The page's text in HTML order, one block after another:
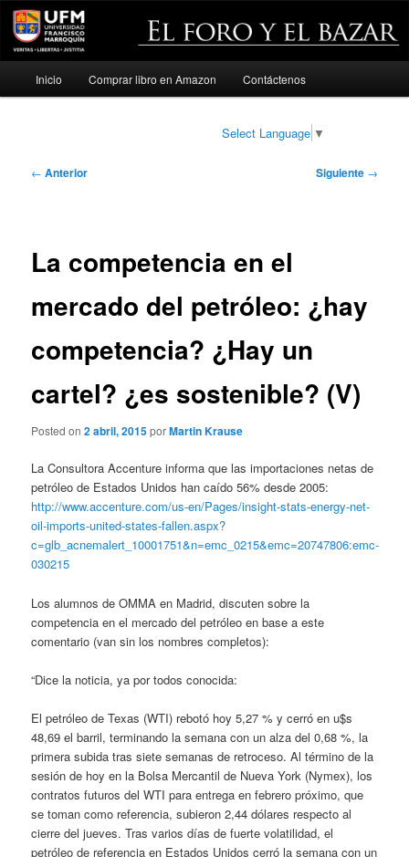
Ir
Inicio Comprar libro en Amazon Contáctenos
Select Language ▼
Navegación
← Anterior Siguiente →
La competencia en el
mercado del petróleo: ¿hay
competencia? ¿Hay un
cartel? ¿es sostenible? (V)
Posted on2 abril, 2015porMartin Krause
La Consultora Accenture informa que las importaciones netas de
petróleo de Estados Unidos han caído 56% desde 2005:
http://www.accenture.com/us-en/Pages/insight-stats-energy-net-
oil-imports-united-states-fallen.aspx?
c=glb_acnemalert_10001751&n=emc_0215&emc=20747806:emc-
030215
Los alumnos de OMMA en Madrid, discuten sobre la
competencia en el mercado del petróleo en base a este
comentario (van sin los nombres completos):
“Dice la noticia, ya por todos conocida:
El petróleo de Texas (WTI) rebotó hoy 5,27 % y cerró en u$s
48,69 el barril, terminando la semana con un alza del 0,68 %, la
primera subida tras siete semanas de retroceso. Al término de la
sesión de hoy en la Bolsa Mercantil de Nueva York (Nymex), los
contratos futuros del WTI para entrega en febrero próximo, que
se toman como referencia, subieron 2,44 dólares respecto al
cierre del jueves. Tras varios días de fuerte volatilidad, el
petróleo de referencia en Estados Unidos cerró la semana con un